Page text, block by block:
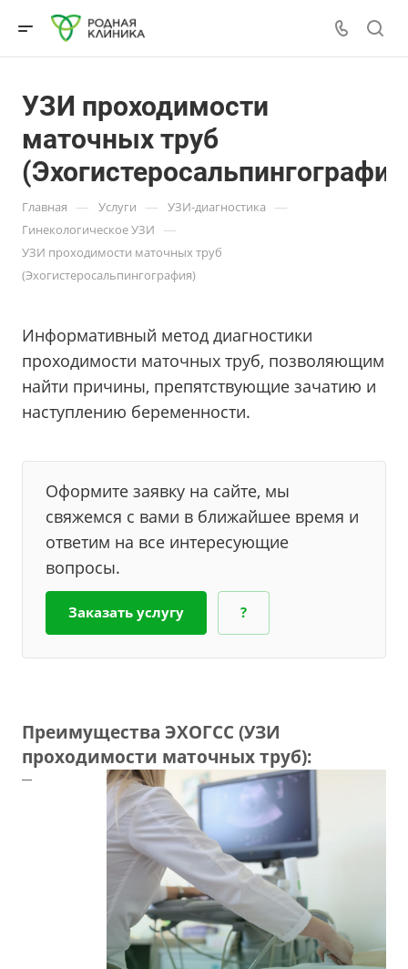
УЗИ проходимости
маточных труб
Главная — Услуги — УЗИ-диагностика —
Гинекологическое УЗИ —
УЗИ проходимости маточных труб
(Эхогистеросальпингография)
Информативный метод диагностики
проходимости маточных труб, позволяющим
найти причины, препятствующие зачатию и
наступлению беременности.
Оформите заявку на сайте, мы
свяжемся с вами в ближайшее время и
ответим на все интересующие
вопросы.
Заказать услугу ?
Преимущества ЭХОГСС (УЗИ
проходимости маточных труб):